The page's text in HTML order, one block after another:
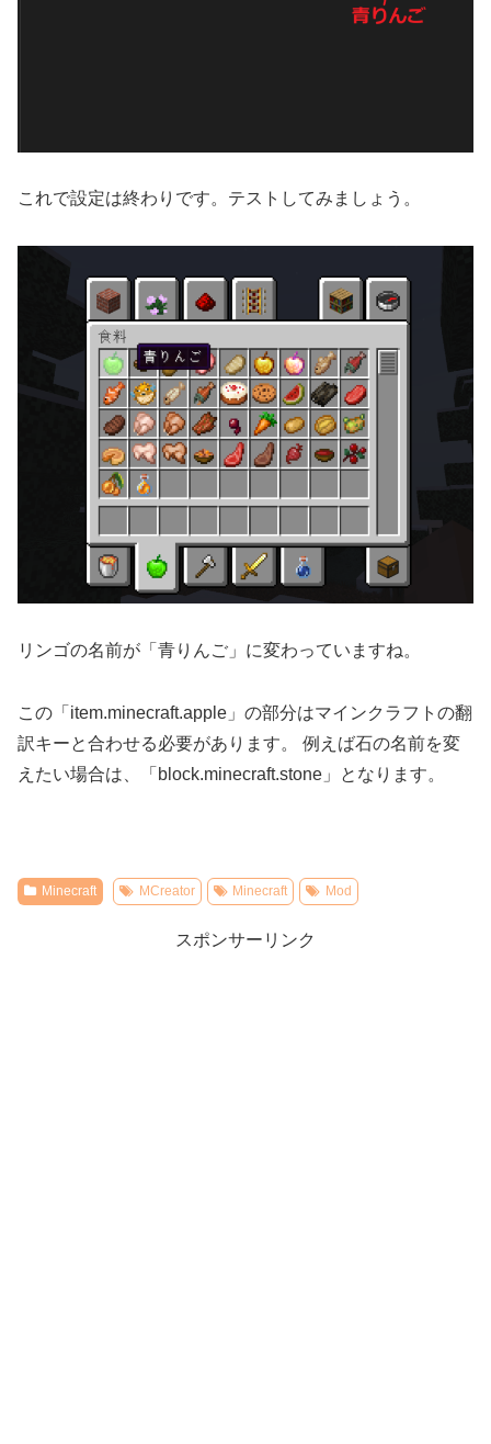
これで設定は終わりです。テストしてみましょう。
リンゴの名前が「青りんご」に変わっていますね。
この「item.minecraft.apple」の部分はマインクラフトの翻
訳キーと合わせる必要があります。 例えば石の名前を変
えたい場合は、「block.minecraft.stone」となります。
Minecraft MCreator Minecraft Mod
スポンサーリンク